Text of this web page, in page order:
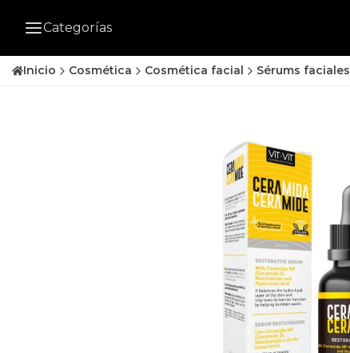
Categorías
Inicio Cosmética Cosmética facial Sérums faciales